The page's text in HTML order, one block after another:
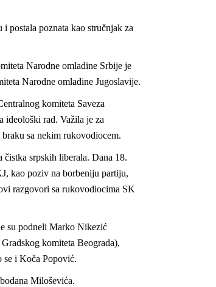
postala poznata kao stručnjak za
Narodne omladine Srbije je
Narodne omladine Jugoslavije.
komiteta Saveza
ideološki rad. Važila je za
sa nekim rukovodiocem.
srpskih liberala. Dana 18.
kao poziv na borbeniju partiju,
razgovori sa rukovodiocima SK
su podneli Marko Nikezić
komiteta Beograda),
se i Koča Popović.
Miloševića.